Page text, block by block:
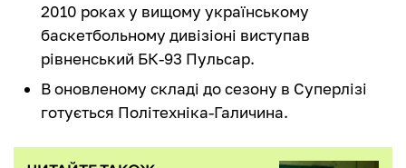
2010 роках у вищому українському
баскетбольному дивізіоні виступав
рівненський БК-93 Пульсар.
В оновленому складі до сезону в Суперлізі
готується Політехніка-Галичина.